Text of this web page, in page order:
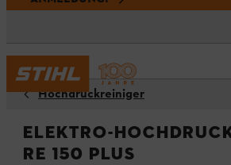
Hochdruckreiniger
Elektro-
RE 150 PLUS